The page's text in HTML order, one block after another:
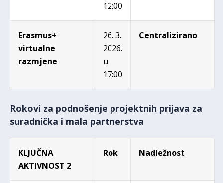
12:00
Erasmus+
virtualne
razmjene
26. 3.
2026.
u
17:00
Centralizirano
Rokovi za podnošenje projektnih prijava za
suradnička i mala partnerstva
KLJUČNA
AKTIVNOST 2
Rok Nadležnost